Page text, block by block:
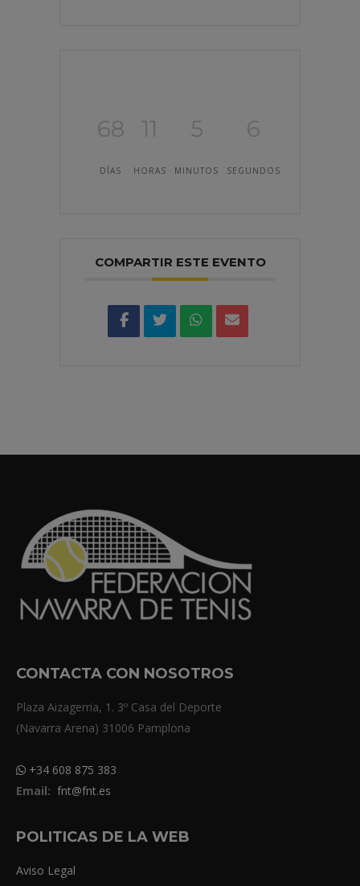
68
DÍAS
11
HORAS
5
MINUTOS
6
SEGUNDOS
COMPARTIR ESTE EVENTO
CONTACTA CON NOSOTROS
Plaza Aizagerria, 1. 3º Casa del Deporte
(Navarra Arena) 31006 Pamplona
+34 608 875 383
Email: fnt@fnt.es
POLITICAS DE LA WEB
Aviso Legal